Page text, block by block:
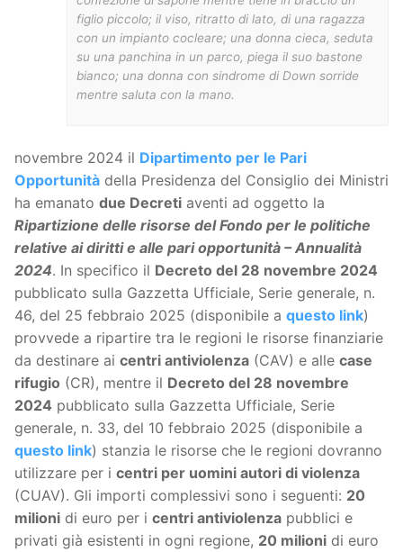
figlio piccolo; il viso, ritratto di lato, di una ragazza
con un impianto cocleare; una donna cieca, seduta
su una panchina in un parco, piega il suo bastone
bianco; una donna con sindrome di Down sorride
mentre saluta con la mano.
novembre 2024 il Dipartimento per le Pari
Opportunità della Presidenza del Consiglio dei Ministri
ha emanato due Decreti aventi ad oggetto la
Ripartizione delle risorse del Fondo per le politiche
relative ai diritti e alle pari opportunità – Annualità
2024. In specifico il Decreto del 28 novembre 2024
pubblicato sulla Gazzetta Ufficiale, Serie generale, n.
46, del 25 febbraio 2025 (disponibile a questo link)
provvede a ripartire tra le regioni le risorse finanziarie
da destinare ai centri antiviolenza (CAV) e alle case
rifugio (CR), mentre il Decreto del 28 novembre
2024 pubblicato sulla Gazzetta Ufficiale, Serie
generale, n. 33, del 10 febbraio 2025 (disponibile a
questo link) stanzia le risorse che le regioni dovranno
utilizzare per i centri per uomini autori di violenza
(CUAV). Gli importi complessivi sono i seguenti: 20
milioni di euro per i centri antiviolenza pubblici e
privati già esistenti in ogni regione, 20 milioni di euro